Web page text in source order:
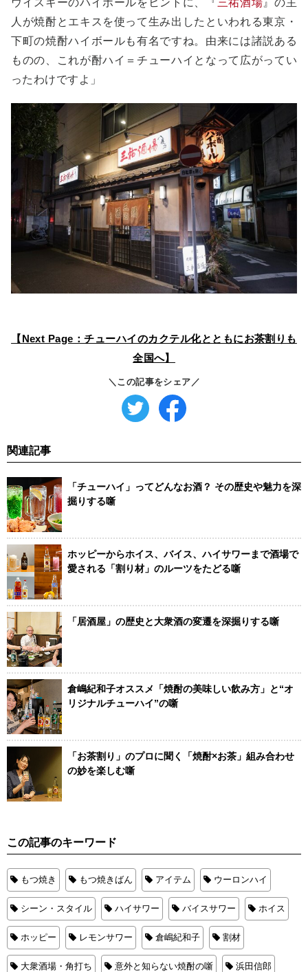
ウイスキーのハイボールをヒントに、『 三祐酒場』の主
人が焼酎とエキスを使って生み出したといわれる東京・
下町の焼酎ハイボールも有名ですね。由来には諸説ある
ものの、これが酎ハイ＝チューハイとなって広がってい
ったわけですよ」
【Next Page：チューハイのカクテル化とともにお茶割りも
全国へ】
＼この記事をシェア／
関連記事
「チューハイ」ってどんなお酒？ その歴史や魅力を深
掘りする噺
ホッピーからホイス、バイス、ハイサワーまで酒場で
愛される「割り材」のルーツをたどる噺
「居酒屋」の歴史と大衆酒の変遷を深掘りする噺
倉嶋紀和子オススメ「焼酎の美味しい飲み方」と“オ
リジナルチューハイ”の噺
「お茶割り」のプロに聞く「焼酎×お茶」組み合わせ
の妙を楽しむ噺
この記事のキーワード
もつ焼き もつ焼きばん アイテム ウーロンハイ
シーン・スタイル ハイサワー バイスサワー ホイス
ホッピー レモンサワー 倉嶋紀和子 割材
大衆酒場・角打ち 意外と知らない焼酎の噺 浜田信郎